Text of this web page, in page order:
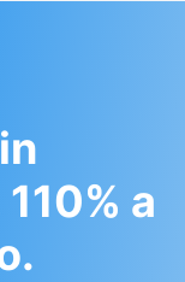
a